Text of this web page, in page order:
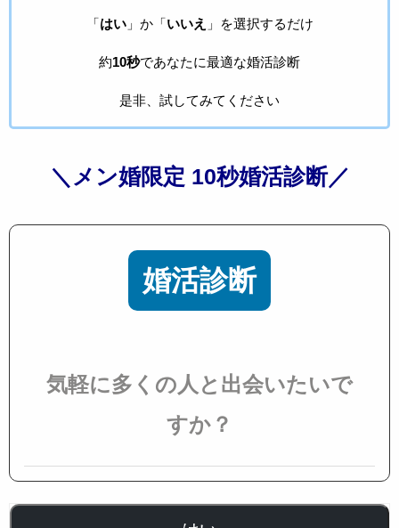
「はい」か「いいえ 」を選択するだけ
約10秒であなたに最適な婚活診断
是非、試してみてください
＼メン婚限定 10秒婚活診断／
婚活診断
気軽に多くの人と出会いたいで
すか？